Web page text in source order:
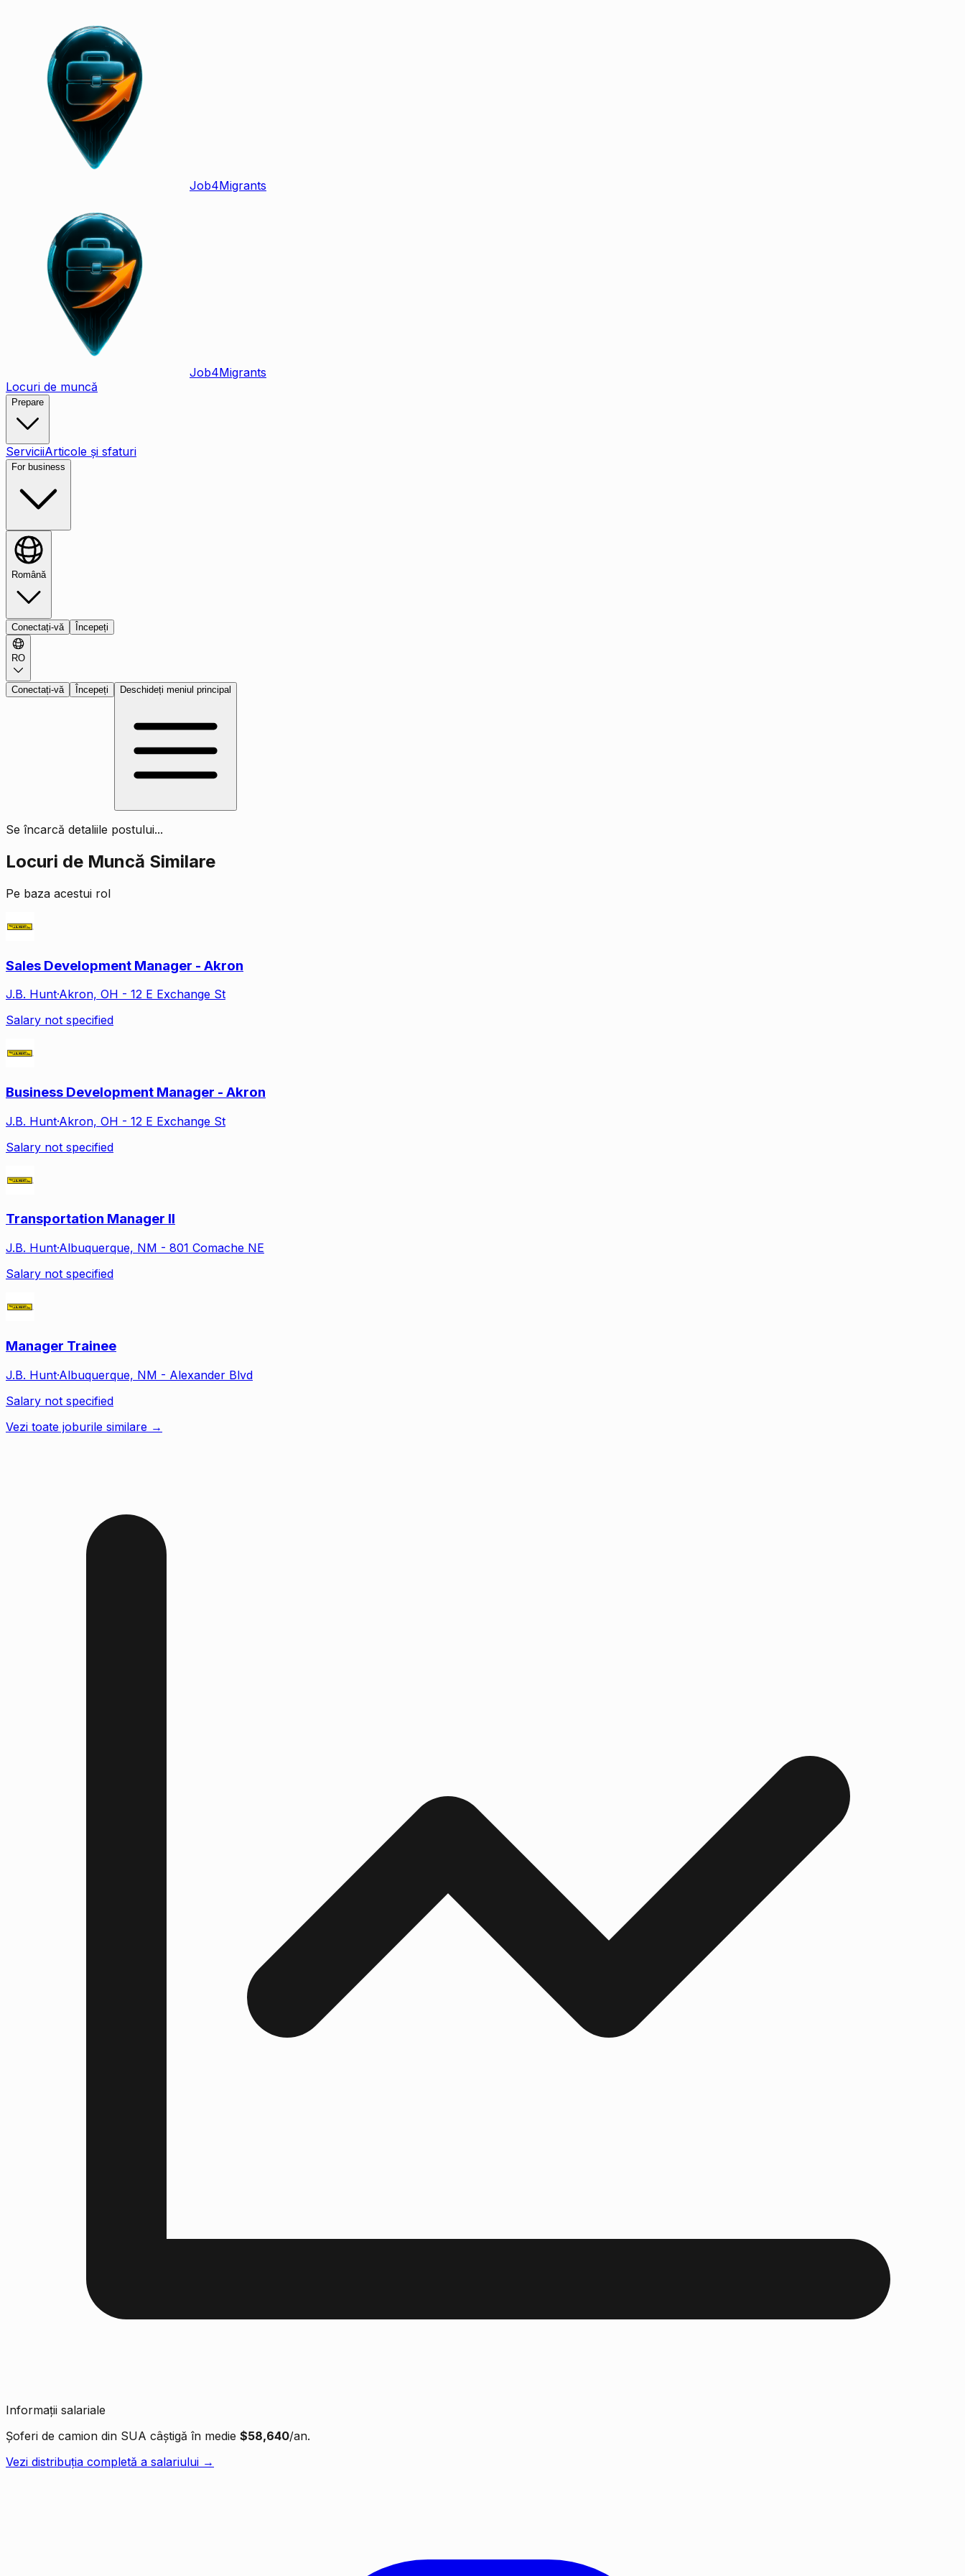
Job4Migrants
Job4Migrants
Locuri de muncă
Prepare
ServiciiArticole și sfaturi
For business
Română
Conectați-vă Începeți
RO
Conectați-vă Începeți Deschideți meniul principal
Se încarcă detaliile postului...
Locuri de Muncă Similare
Pe baza acestui rol
Sales Development Manager - Akron
J.B. Hunt·Akron, OH - 12 E Exchange St
Salary not specified
Business Development Manager - Akron
J.B. Hunt·Akron, OH - 12 E Exchange St
Salary not specified
Transportation Manager II
J.B. Hunt·Albuquerque, NM - 801 Comache NE
Salary not specified
Manager Trainee
J.B. Hunt·Albuquerque, NM - Alexander Blvd
Salary not specified
Vezi toate joburile similare →
Informații salariale
Șoferi de camion din SUA câștigă în medie $58,640/an.
Vezi distribuția completă a salariului →